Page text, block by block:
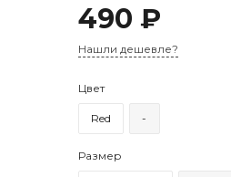
490 ₽
Нашли дешевле?
Цвет
Red -
Размер